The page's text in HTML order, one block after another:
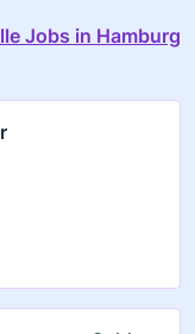
Jobs in Hamburg